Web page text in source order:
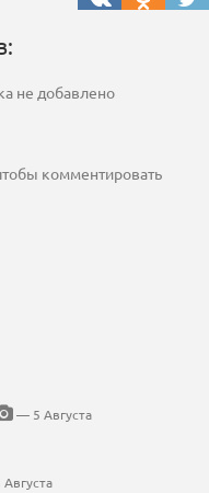
не добавлено
комментировать
— 5 Августа